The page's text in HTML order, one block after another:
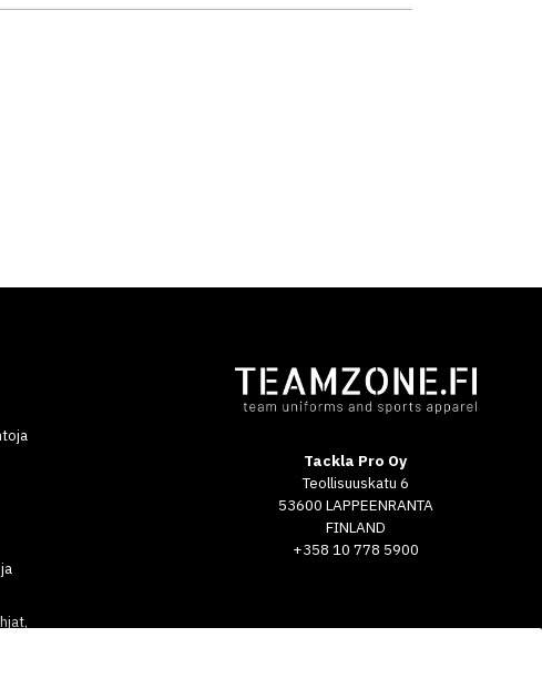
Tackla Pro Oy
Teollisuuskatu 6
53600 LAPPEENRANTA
FINLAND
+358 10 778 5900